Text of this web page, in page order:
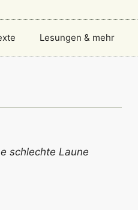
Lesungen & mehr
schlechte Laune